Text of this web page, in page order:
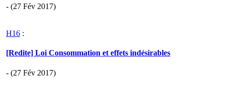
- (27 Fév 2017)
H16 :
[Redite] Loi Consommation et effets indésirables
- (27 Fév 2017)